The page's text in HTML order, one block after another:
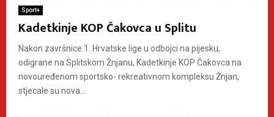
Sport+
Kadetkinje KOP Čakovca u Splitu
Nakon završnice 1. Hrvatske lige u odbojci na pijesku,
odigrane na Splitskom Žnjanu, Kadetkinje KOP Čakovca na
novouređenom sportsko- rekreativnom kompleksu Žnjan,
stjecale su nova...